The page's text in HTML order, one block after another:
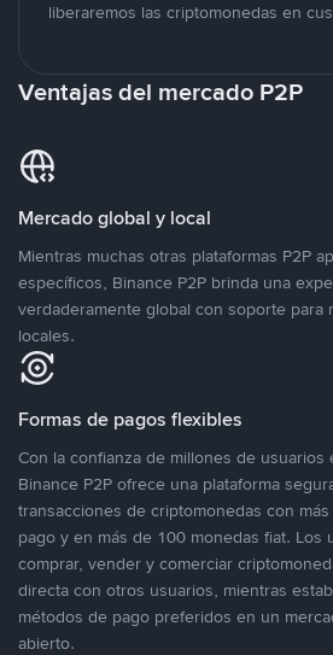
liberaremos las criptomonedas en
Ventajas del mercado P2P
Mercado global y local
Mientras muchas otras plataformas P2P
específicos, Binance P2P brinda una
verdaderamente global con soporte para
locales.
Formas de pagos flexibles
Con la confianza de millones de usuarios
Binance P2P ofrece una plataforma
transacciones de criptomonedas con
pago y en más de 100 monedas fiat. Los
comprar, vender y comerciar
directa con otros usuarios, mientras
métodos de pago preferidos en un
abierto.